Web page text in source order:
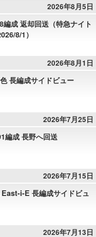
2026年8月5日
成 返却回送（特急ナイト
8/1）
2026年8月1日
長編成サイドビュー
2026年7月25日
編成 長野へ回送
2026年7月15日
i-E 長編成サイドビュ
2026年7月13日